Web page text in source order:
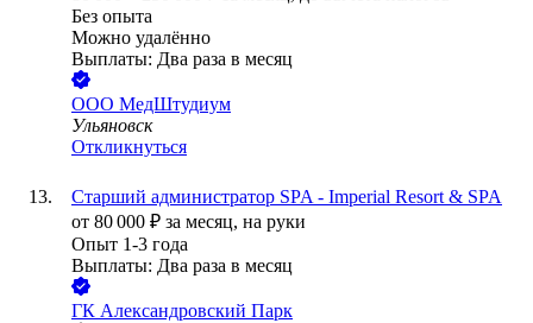
Без опыта
Можно удалённо
Выплаты: Два раза в месяц
ООО МедШтудиум
Ульяновск
Откликнуться
Старший администратор SPA - Imperial Resort & SPA
от 80 000 ₽ за месяц, на руки
Опыт 1-3 года
Выплаты: Два раза в месяц
ГК Александровский Парк